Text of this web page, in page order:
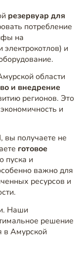
резервуар для
потребление
на
и
области
и внедрение
регионов. Это
и
, вы получаете не
готовое
пуска и
важно для
ресурсов и
Наши
решение
в Амурской